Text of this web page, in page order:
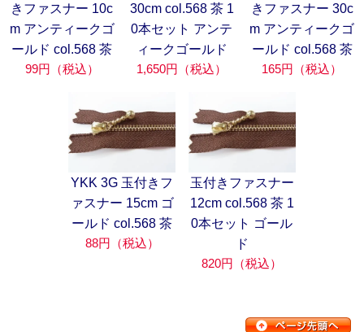
きファスナー 10c
m アンティークゴ
ールド col.568 茶
99円（税込）
30cm col.568 茶 1
0本セット アンテ
ィークゴールド
1,650円（税込）
きファスナー 30c
m アンティークゴ
ールド col.568 茶
165円（税込）
YKK 3G 玉付きフ
ァスナー 15cm ゴ
ールド col.568 茶
88円（税込）
玉付きファスナー
12cm col.568 茶 1
0本セット ゴール
ド
820円（税込）